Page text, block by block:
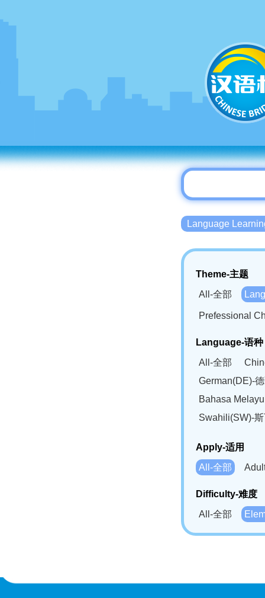
Language
Theme-主题
All-全部
Prefessional
Language-语种
All-全部
German(DE)-
Bahasa
Swahili(SW)-
Apply-适用
All-全部
Difficulty-难度
All-全部